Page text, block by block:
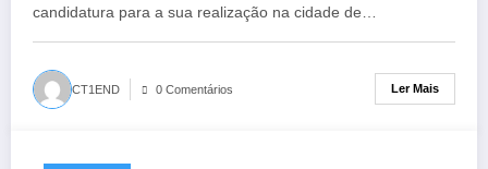
candidatura para a sua realização na cidade de…
CT1END 0 Comentários Ler Mais